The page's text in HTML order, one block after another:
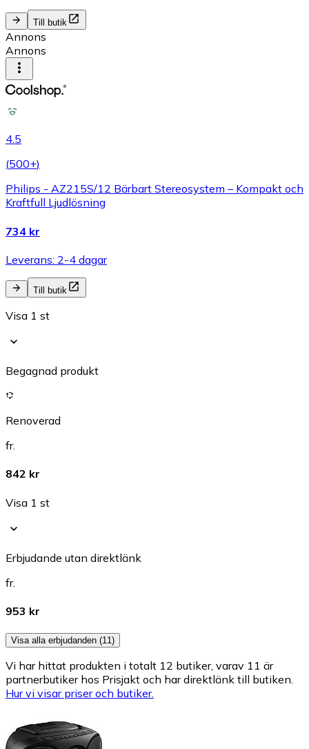
Till butik
Annons
Annons
4.5
(500+)
Philips - AZ215S/12 Bärbart Stereosystem – Kompakt och
Kraftfull Ljudlösning
734 kr
Leverans: 2-4 dagar
Till butik
Visa 1 st
Begagnad produkt
Renoverad
fr.
842 kr
Visa 1 st
Erbjudande utan direktlänk
fr.
953 kr
Visa alla erbjudanden (11)
Vi har hittat produkten i totalt 12 butiker, varav 11 är
partnerbutiker hos Prisjakt och har direktlänk till butiken.
Hur vi visar priser och butiker.